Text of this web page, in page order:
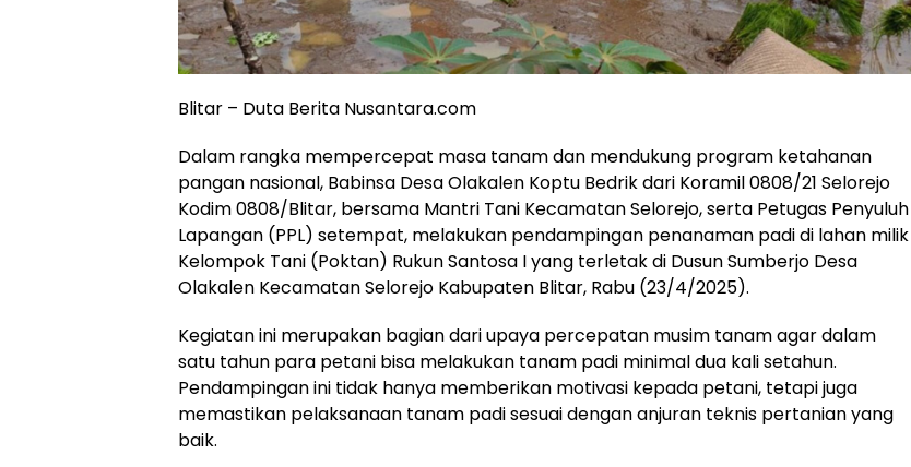
Blitar – Duta Berita Nusantara.com
Dalam rangka mempercepat masa tanam dan mendukung program ketahanan
pangan nasional, Babinsa Desa Olakalen Koptu Bedrik dari Koramil 0808/21 Selorejo
Kodim 0808/Blitar, bersama Mantri Tani Kecamatan Selorejo, serta Petugas Penyuluh
Lapangan (PPL) setempat, melakukan pendampingan penanaman padi di lahan milik
Kelompok Tani (Poktan) Rukun Santosa I yang terletak di Dusun Sumberjo Desa
Olakalen Kecamatan Selorejo Kabupaten Blitar, Rabu (23/4/2025).
Kegiatan ini merupakan bagian dari upaya percepatan musim tanam agar dalam
satu tahun para petani bisa melakukan tanam padi minimal dua kali setahun.
Pendampingan ini tidak hanya memberikan motivasi kepada petani, tetapi juga
memastikan pelaksanaan tanam padi sesuai dengan anjuran teknis pertanian yang
baik.